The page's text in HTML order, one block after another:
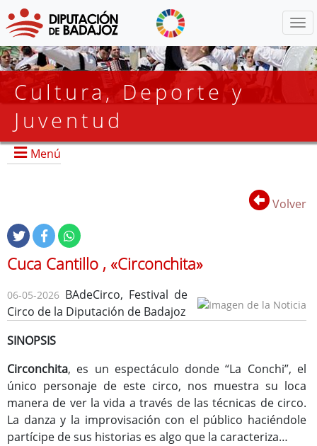
Cultura, Deporte y
Juventud
Menú
Consulta de Subvenciones
Volver
Cuca Cantillo , «Circonchita»
06-05-2026 BAdeCirco, Festival de
Circo de la Diputación de Badajoz
SINOPSIS
Circonchita, es un espectáculo donde “La Conchi”, el
único personaje de este circo, nos muestra su loca
manera de ver la vida a través de las técnicas de circo.
La danza y la improvisación con el público haciéndole
partícipe de sus historias es algo que la caracteriza…